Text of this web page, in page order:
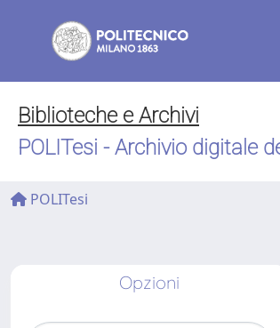
Biblioteche e Archivi
POLITesi - Archivio digitale
POLITesi
Opzioni